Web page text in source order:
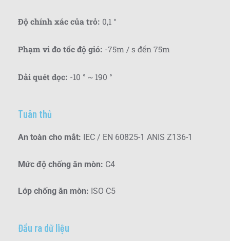
Độ chính xác của trỏ: 0,1 °
Phạm vi đo tốc độ gió: -75m / s đến 75m
Dải quét dọc: -10 ° ~ 190 °
Tuân thủ
An toàn cho mắt: IEC / EN 60825-1 ANIS Z136-1
Mức độ chống ăn mòn: C4
Lớp chống ăn mòn: ISO C5
Đầu ra dữ liệu